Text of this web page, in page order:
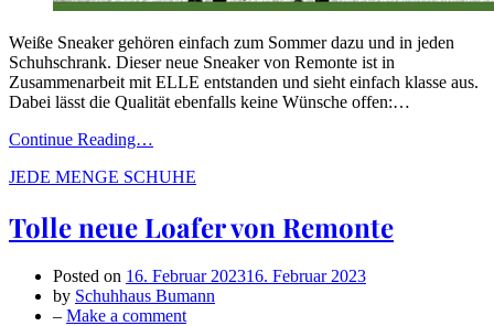
Weiße Sneaker gehören einfach zum Sommer dazu und in jeden
Schuhschrank. Dieser neue Sneaker von Remonte ist in
Zusammenarbeit mit ELLE entstanden und sieht einfach klasse aus.
Dabei lässt die Qualität ebenfalls keine Wünsche offen:…
Continue Reading…
JEDE MENGE SCHUHE
Tolle neue Loafer von Remonte
Posted on 16. Februar 202316. Februar 2023
by Schuhhaus Bumann
– Make a commenton